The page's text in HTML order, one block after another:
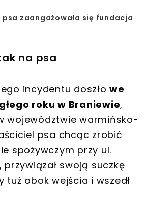
zaangażowała się fundacja
na psa
incydentu doszłowe
roku w Braniewie,
województwie warmińsko-
psa chcąc zrobić
spożywczym przy ul.
przywiązał swoją suczkę
tuż obok wejścia i wszedł